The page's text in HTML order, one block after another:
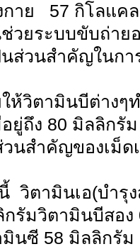
กาย 57 กิโลแค
วยระบบขับถ่าย
ส่วนสำคัญในกา
ห้วิตามินบีต่างๆ
ยู่ถึง 80 มิลลิกรัม
วนสำคัญของเม็
วิตามินเอ(บำรุ
รัมวิตามินบีสอ
นซี 58 มิลลิกรัม